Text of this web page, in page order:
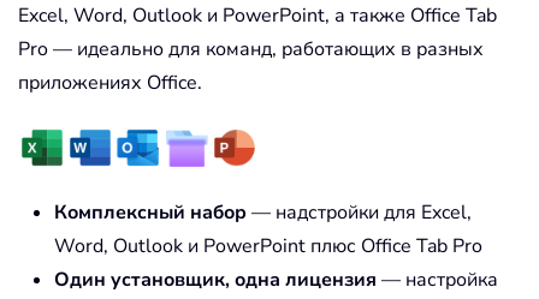
Excel, Word, Outlook и PowerPoint, а также Office Tab
Pro — идеально для команд, работающих в разных
приложениях Office.
Комплексный набор — надстройки для Excel,
Word, Outlook и PowerPoint плюс Office Tab Pro
Один установщик, одна лицензия — настройка